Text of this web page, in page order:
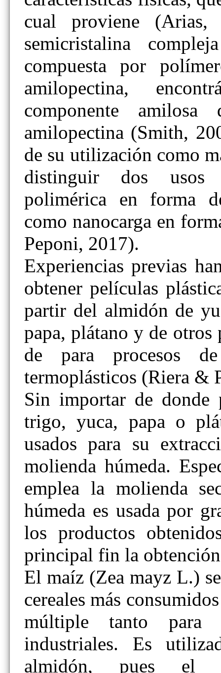
cual proviene (Arias,
semicristalina
compuesta por
amilopectina,
componente
amilopectina (Smith,
de su utilización como
distinguir dos usos
polimérica en forma
como nanocarga en
Peponi, 2017).
Experiencias previas
obtener películas
partir del almidón de
papa, plátano y de otros
de para procesos
termoplásticos (Riera &
Sin importar de donde
trigo, yuca, papa o
usados para su
molienda húmeda.
emplea la molienda
húmeda es usada por
los productos
principal fin la
El maíz (Zea mayz L.)
cereales más
múltiple tanto para
industriales. Es
almidón, pues el